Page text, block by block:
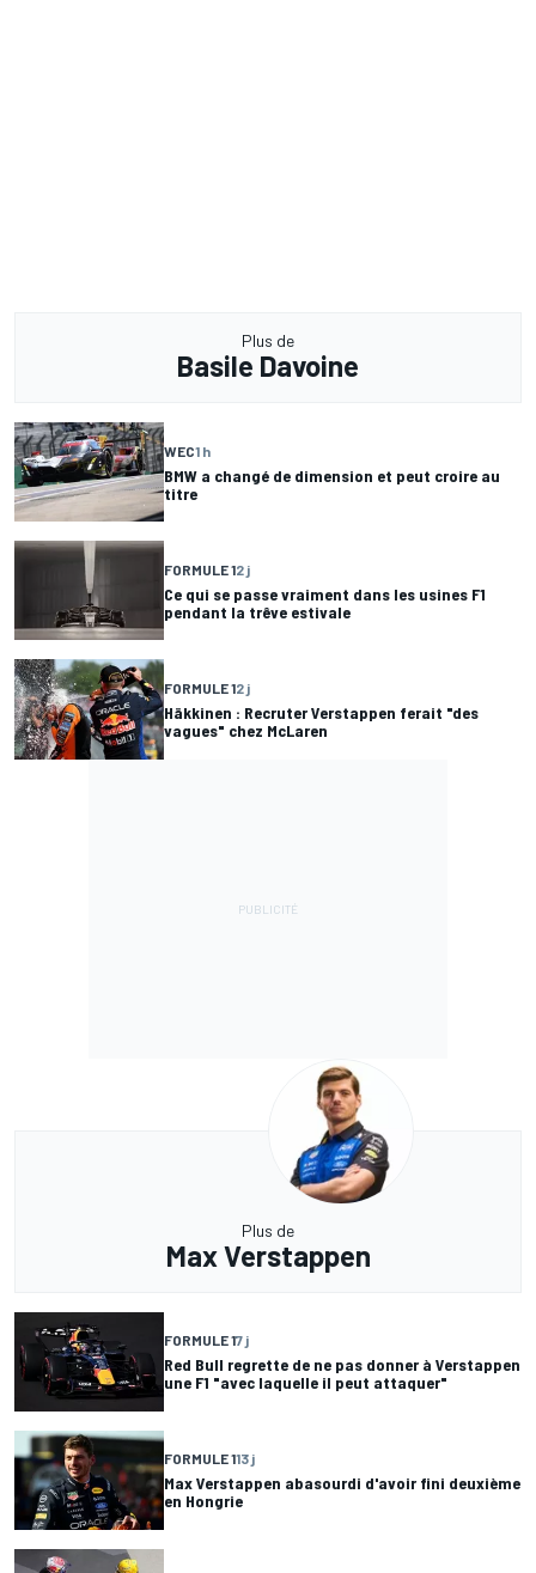
Plus de
Basile Davoine
WEC1 h
BMW a changé de dimension et peut croire au
titre
FORMULE 12 j
Ce qui se passe vraiment dans les usines F1
pendant la trêve estivale
FORMULE 12 j
Häkkinen : Recruter Verstappen ferait "des
vagues" chez McLaren
Plus de
Max Verstappen
FORMULE 17 j
Red Bull regrette de ne pas donner à Verstappen
une F1 "avec laquelle il peut attaquer"
FORMULE 113 j
Max Verstappen abasourdi d'avoir fini deuxième
en Hongrie